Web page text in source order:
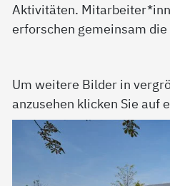
Aktivitäten.
erforschen gemeinsam
Um weitere Bilder in
anzusehen klicken Sie auf